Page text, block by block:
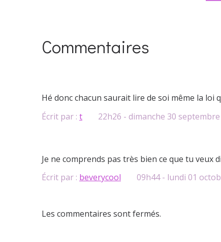
Commentaires
Hé donc chacun saurait lire de soi même la loi
Écrit par : t 22h26 - dimanche 30
Je ne comprends pas très bien ce que tu veux
Écrit par : beverycool 09h44- lundi 01
Les commentaires sont fermés.